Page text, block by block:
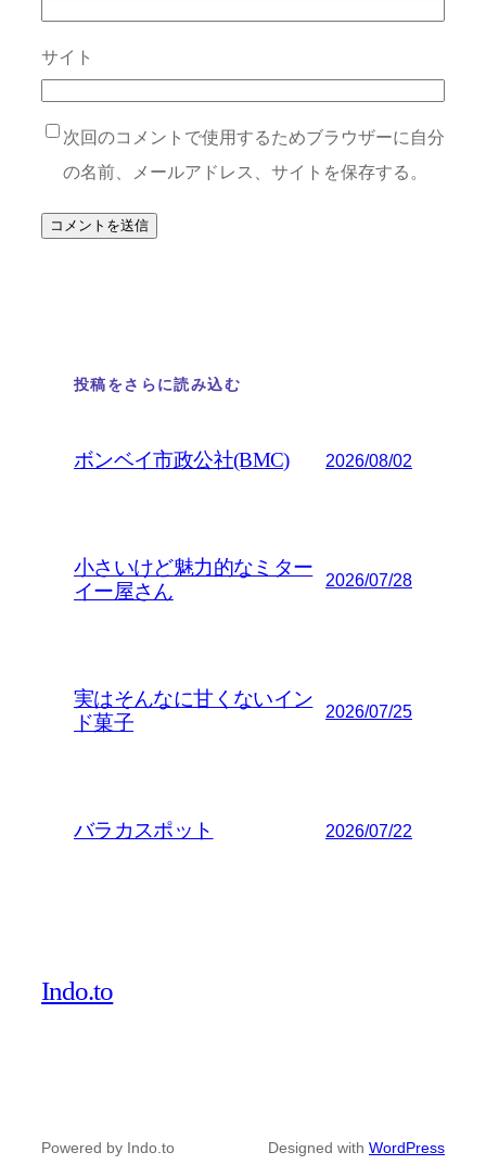
サイト
次回のコメントで使用するためブラウザーに自分
の名前、メールアドレス、サイトを保存する。
投稿をさらに読み込む
ボンベイ市政公社(BMC) 2026/08/02
小さいけど魅力的なミター
イー屋さん
2026/07/28
実はそんなに甘くないイン
ド菓子
2026/07/25
バラカスポット 2026/07/22
Indo.to
Powered by Indo.to Designed with WordPress